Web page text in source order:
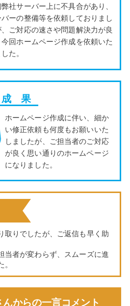
弊社サーバー上に不具合があり、
ーの整備等を依頼しておりまし
、ご対応の速さや問題解決力が良
今回ホームページ作成を依頼いた
た。
成 果
ホームページ作成に伴い、細か
い修正依頼も何度もお願いいた
しましたが、ご担当者のご対応
が良く思い通りのホームページ
になりました。
取りでしたが、ご返信も早く助
当者が変わらず、スムーズに進
からの一言コメント